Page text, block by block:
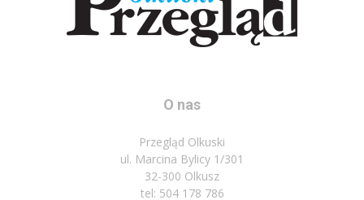
O nas
Przegląd Olkuski
ul. Marcina Bylicy 1/301
32-300 Olkusz
tel: 504 178 786